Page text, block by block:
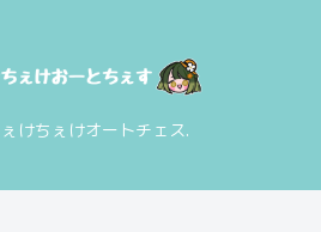
けちぇけオートチェス.